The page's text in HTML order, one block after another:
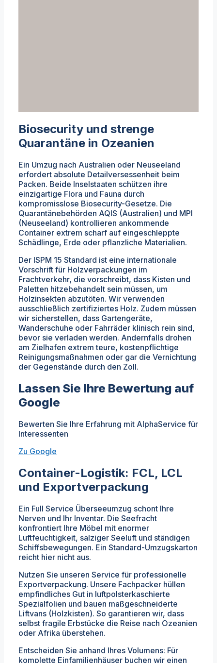
Biosecurity und strenge
Quarantäne in Ozeanien
Ein Umzug nach Australien oder Neuseeland
erfordert absolute Detailversessenheit beim
Packen. Beide Inselstaaten schützen ihre
einzigartige Flora und Fauna durch
kompromisslose Biosecurity-Gesetze. Die
Quarantänebehörden AQIS (Australien) und MPI
(Neuseeland) kontrollieren ankommende
Container extrem scharf auf eingeschleppte
Schädlinge, Erde oder pflanzliche Materialien.
Der ISPM 15 Standard ist eine internationale
Vorschrift für Holzverpackungen im
Frachtverkehr, die vorschreibt, dass Kisten und
Paletten hitzebehandelt sein müssen, um
Holzinsekten abzutöten. Wir verwenden
ausschließlich zertifiziertes Holz. Zudem müssen
wir sicherstellen, dass Gartengeräte,
Wanderschuhe oder Fahrräder klinisch rein sind,
bevor sie verladen werden. Andernfalls drohen
am Zielhafen extrem teure, kostenpflichtige
Reinigungsmaßnahmen oder gar die Vernichtung
der Gegenstände durch den Zoll.
Lassen Sie Ihre Bewertung auf
Google
Bewerten Sie Ihre Erfahrung mit AlphaService für
Interessenten
Zu Google
Container-Logistik: FCL, LCL
und Exportverpackung
Ein Full Service Überseeumzug schont Ihre
Nerven und Ihr Inventar. Die Seefracht
konfrontiert Ihre Möbel mit enormer
Luftfeuchtigkeit, salziger Seeluft und ständigen
Schiffsbewegungen. Ein Standard-Umzugskarton
reicht hier nicht aus.
Nutzen Sie unseren Service für professionelle
Exportverpackung. Unsere Fachpacker hüllen
empfindliches Gut in luftpolsterkaschierte
Spezialfolien und bauen maßgeschneiderte
Liftvans (Holzkisten). So garantieren wir, dass
selbst fragile Erbstücke die Reise nach Ozeanien
oder Afrika überstehen.
Entscheiden Sie anhand Ihres Volumens: Für
komplette Einfamilienhäuser buchen wir einen